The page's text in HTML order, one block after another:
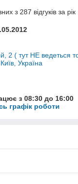
з 287 відгуків за рік
2 ( тут НЕ ведеться
Україна
з 08:30 до 16:00
графік роботи